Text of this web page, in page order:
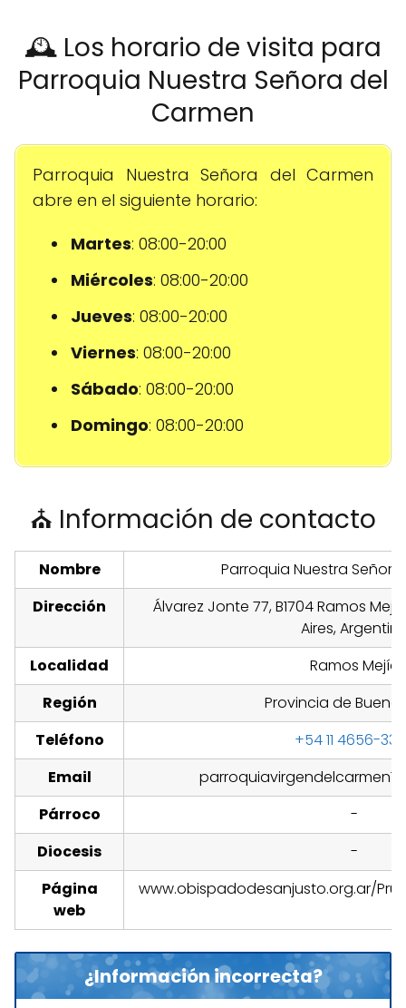
🕰️ Los horario de visita para
Parroquia Nuestra Señora del
Carmen
Parroquia Nuestra Señora del Carmen
abre en el siguiente horario:
Martes: 08:00-20:00
Miércoles: 08:00-20:00
Jueves: 08:00-20:00
Viernes: 08:00-20:00
Sábado: 08:00-20:00
Domingo: 08:00-20:00
⛪ Información de contacto
Nombre
Parroquia Nuestra
Dirección
Álvarez Jonte 77, B1704 Ramos
Aires,
Localidad
Ramos Mejía
Región
Provincia de
Teléfono
+54 11 4656-
Email
Párroco
-
Diocesis
-
Página
web
www.obispadodesanjusto.org.ar/
¿Información incorrecta?